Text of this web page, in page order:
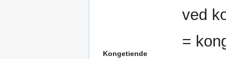
ved
Kongetiende
=